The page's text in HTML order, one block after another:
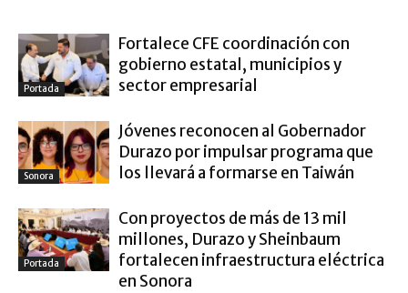
Portada
Fortalece CFE coordinación con
gobierno estatal, municipios y
sector empresarial
Sonora
Jóvenes reconocen al Gobernador
Durazo por impulsar programa que
los llevará a formarse en Taiwán
Portada
Con proyectos de más de 13 mil
millones, Durazo y Sheinbaum
fortalecen infraestructura eléctrica
en Sonora